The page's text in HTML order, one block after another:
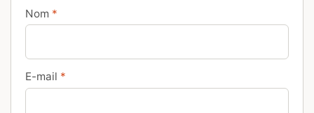
Nom *
E-mail *